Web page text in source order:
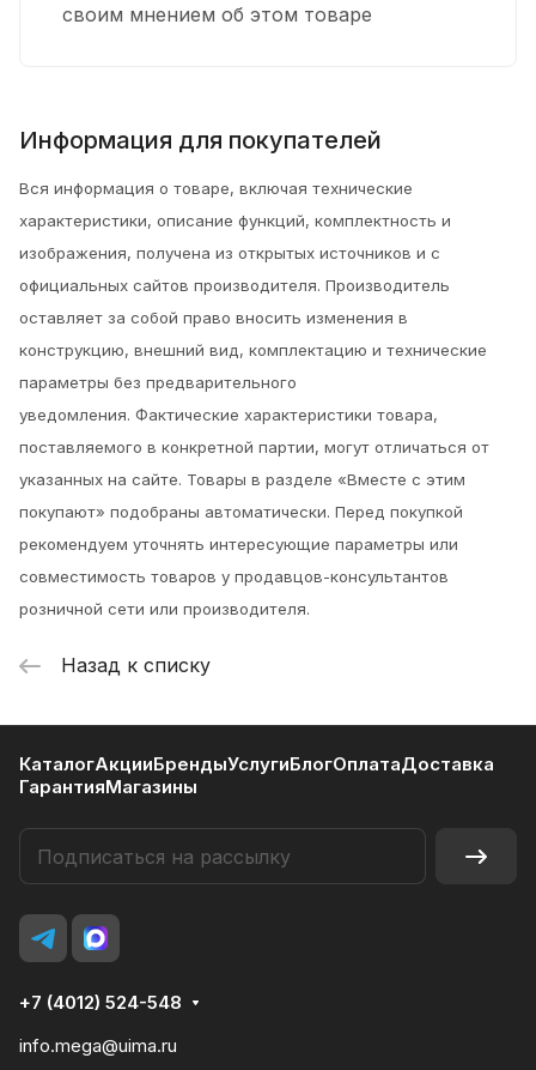
своим мнением об этом товаре
Информация для покупателей
Вся информация о товаре, включая технические
характеристики, описание функций, комплектность и
изображения, получена из открытых источников и с
официальных сайтов производителя. Производитель
оставляет за собой право вносить изменения в
конструкцию, внешний вид, комплектацию и технические
параметры без предварительного
уведомления. Фактические характеристики товара,
поставляемого в конкретной партии, могут отличаться от
указанных на сайте. Товары в разделе «Вместе с этим
покупают» подобраны автоматически. Перед покупкой
рекомендуем уточнять интересующие параметры или
совместимость товаров у продавцов-консультантов
розничной сети или производителя.
Назад к списку
КаталогАкцииБрендыУслугиБлогОплатаДоставка
ГарантияМагазины
+7 (4012) 524-548
info.mega@uima.ru